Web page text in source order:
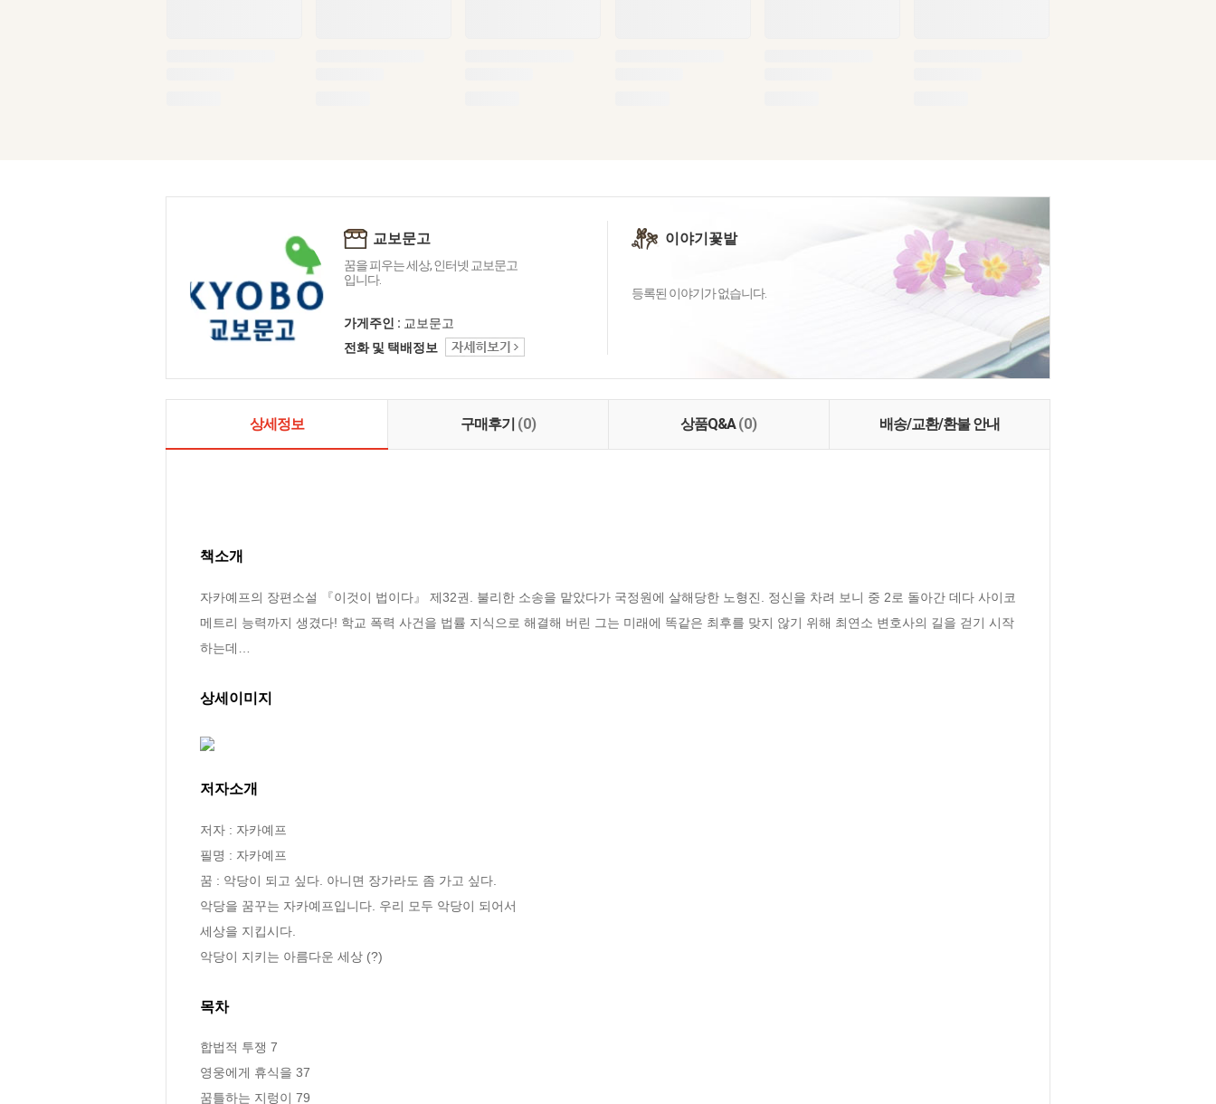
교보문고
꿈을 피우는 세상, 인터넷 교보문고
입니다.
가게주인 : 교보문고
전화 및 택배정보
이야기꽃밭
등록된 이야기가 없습니다.
상세정보 구매후기 (0) 상품Q&A(0) 배송/교환/환불 안내
책소개
자카예프의 장편소설 『이것이 법이다』 제32권. 불리한 소송을 맡았다가 국정원에 살해당한 노형진. 정신을 차려 보니 중 2로 돌아간 데다 사이코
메트리 능력까지 생겼다! 학교 폭력 사건을 법률 지식으로 해결해 버린 그는 미래에 똑같은 최후를 맞지 않기 위해 최연소 변호사의 길을 걷기 시작
하는데…
상세이미지
저자소개
저자 : 자카예프
필명 : 자카예프
꿈 : 악당이 되고 싶다. 아니면 장가라도 좀 가고 싶다.
악당을 꿈꾸는 자카예프입니다. 우리 모두 악당이 되어서
세상을 지킵시다.
악당이 지키는 아름다운 세상 (?)
목차
합법적 투쟁 7
영웅에게 휴식을 37
꿈틀하는 지렁이 79